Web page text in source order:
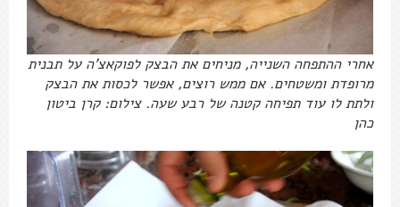
אחרי ההתפחה השנייה, מניחים את הבצק לפוקאצ'ה על תבנית
מרופדת ומשטחים. אם ממש רוצים, אפשר לכסות את הבצק
ולתת לו עוד תפיחה קטנה של רבע שעה. צילום: קרן ביטון
כהן